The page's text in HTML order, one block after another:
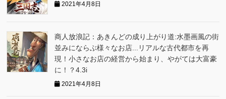
2021年4月8日
商人放浪記：あきんどの成り上がり道:水墨画風の街
並みにならぶ様々なお店...リアルな古代都市を再
現！小さなお店の経営から始まり、やがては大富豪
に！？4.3i
2021年4月8日